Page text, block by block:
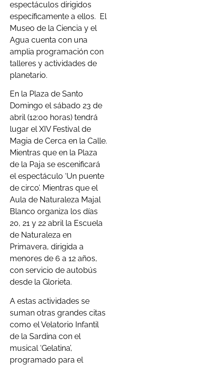
espectáculos dirigidos
específicamente a ellos. El
Museo de la Ciencia y el
Agua cuenta con una
amplia programación con
talleres y actividades de
planetario.
En la Plaza de Santo
Domingo el sábado 23 de
abril (12:00 horas) tendrá
lugar el XIV Festival de
Magia de Cerca en la Calle.
Mientras que en la Plaza
de la Paja se escenificará
el espectáculo ‘Un puente
de circo’. Mientras que el
Aula de Naturaleza Majal
Blanco organiza los días
20, 21 y 22 abril la Escuela
de Naturaleza en
Primavera, dirigida a
menores de 6 a 12 años,
con servicio de autobús
desde la Glorieta.
A estas actividades se
suman otras grandes citas
como el Velatorio Infantil
de la Sardina con el
musical ‘Gelatina’,
programado para el